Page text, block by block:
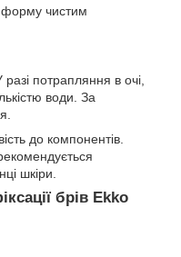
форму чистим
потрапляння в очі,
води. За
до компонентів.
шкіри.
брів Ekko